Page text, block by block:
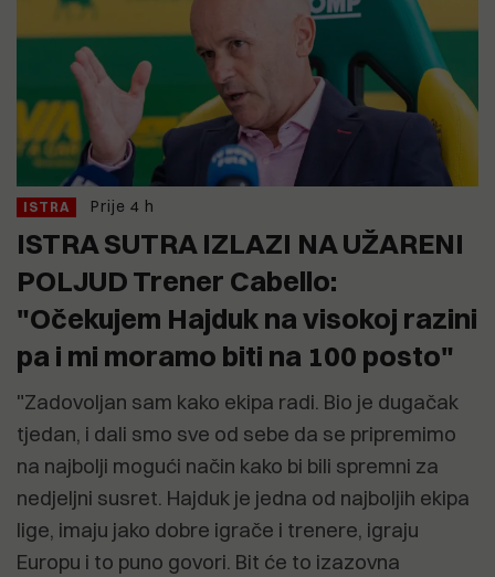
ISTRA Prije 4 h
ISTRA SUTRA IZLAZI NA UŽARENI
POLJUD Trener Cabello:
"Očekujem Hajduk na visokoj razini
pa i mi moramo biti na 100 posto"
"Zadovoljan sam kako ekipa radi. Bio je dugačak
tjedan, i dali smo sve od sebe da se pripremimo
na najbolji mogući način kako bi bili spremni za
nedjeljni susret. Hajduk je jedna od najboljih ekipa
lige, imaju jako dobre igrače i trenere, igraju
Europu i to puno govori. Bit će to izazovna